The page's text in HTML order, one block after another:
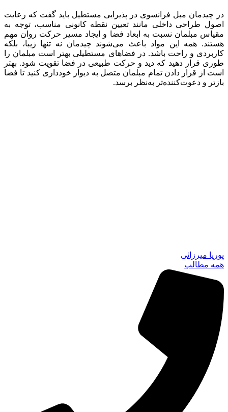
در چیدمان مبل فرانسوی در پذیرایی مستطیل باید گفت که رعایت
اصول طراحی داخلی مانند تعیین نقطه کانونی مناسب، توجه به
مقیاس مبلمان نسبت به ابعاد فضا و ایجاد مسیر حرکت روان مهم
هستند. همه این مواد باعث می‌شوند چیدمان نه تنها زیبا، بلکه
کاربردی و راحت باشد. در فضاهای مستطیلی بهتر است مبلمان را
طوری قرار دهید که دید و حرکت طبیعی در فضا تقویت شود. بهتر
است از قرار دادن تمام مبلمان متصل به دیوار خودداری کنید تا فضا
بازتر و دعوت‌کننده‌تر به‌نظر برسد.
پوریا میرزائی
همه مطالب